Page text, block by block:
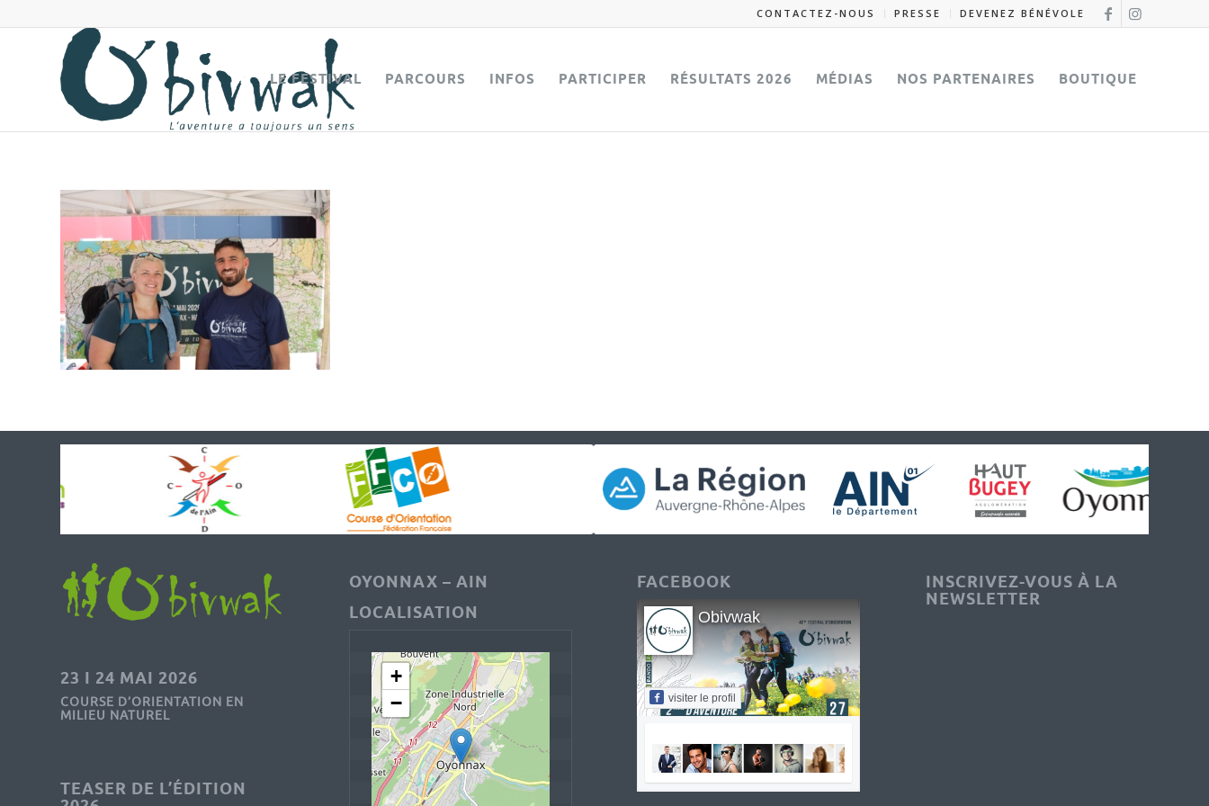
CONTACTEZ-NOUS PRESSE DEVENEZ BÉNÉVOLE
LE FESTIVAL PARCOURS INFOS PARTICIPER RÉSULTATS 2026 MÉDIAS NOS PARTENAIRES BOUTIQUE
23 I 24 MAI 2026
COURSE D’ORIENTATION EN
MILIEU NATUREL
TEASER DE L’ÉDITION
OYONNAX – AIN
LOCALISATION
+
−
FACEBOOK
Obivwak
visiter le profil
INSCRIVEZ-VOUS À LA
NEWSLETTER